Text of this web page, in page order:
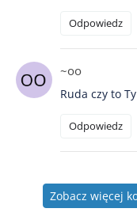
Odpowiedz
~oo
Ruda czy to
Odpowiedz
Zobacz więcej